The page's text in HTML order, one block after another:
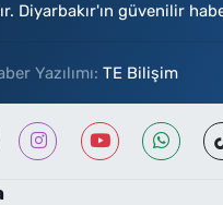
Diyarbakır'ın güvenilir
Yazılımı: TE Bilişim